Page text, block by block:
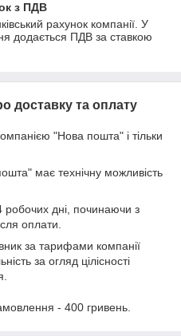
з ПДВ
рахунок компанії. У
додається ПДВ за ставкою
доставку та оплату
"Нова пошта" і тільки
має технічну можливість
дні, починаючи з
оплати.
за тарифами компанії
за огляд цілісності
- 400 гривень.